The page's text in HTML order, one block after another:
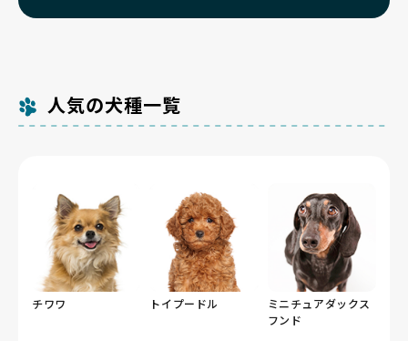
人気の犬種一覧
チワワ トイプードル
ミニチュアダックス
フンド